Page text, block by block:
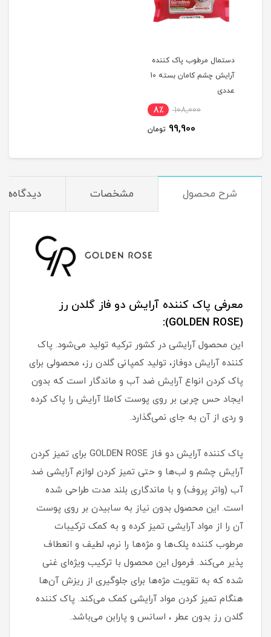
دستمال مرطوب پاک کننده
آرایش چشم کامان بسته 10
عددی
108,000 8٪
99,900 تومان
شرح محصول مشخصات دیدگاه‌ها
معرفی پاک کننده آرایش دو فاز گلدن رز
(GOLDEN ROSE):
این محصول آرایشی در کشور ترکیه تولید می‌شود. پاک
کننده آرایش دوفاز، تولید کمپانی گلدن رز، محصولی برای
پاک کردن انواع آرایش ضد آب و ماندگار است که بدون
ایجاد حس چربی بر روی پوست کاملا آرایش را پاک کرده
و ردی از آن به جای نمی‌گذارد.
پاک کننده آرایش دو فاز GOLDEN ROSE برای تمیز کردن
آرایش چشم و لب‌ها و حتی تمیز کردن لوازم آرایشی ضد
آب (واتر پروف) و با ماندگاری بلند مدت طراحی شده
است. این محصول بدون نیاز به سابیدن بر روی پوست
آن را از مواد آرایشی تمیز کرده و به کمک ترکیبات
مرطوب کننده پلک‌ها و مژه‌ها را نرم، لطیف و انعطاف
پذیر می‌کند. فرمول این محصول با ترکیب ویژه‌ای غنی
شده که به تقویت مژه‌ها برای جلوگیری از ریزش آن‌ها
هنگام تمیز کردن مواد آرایشی کمک می‌کند. پاک کننده
گلدن رز بدون عطر ، اسانس و پارابن می‌باشد.